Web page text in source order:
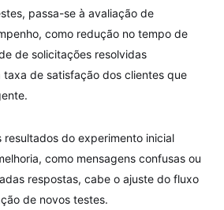
passa-se à avaliação de
como redução no tempo de
de solicitações resolvidas
de satisfação dos clientes que
resultados do experimento inicial
como mensagens confusas ou
respostas, cabe o ajuste do fluxo
de novos testes.